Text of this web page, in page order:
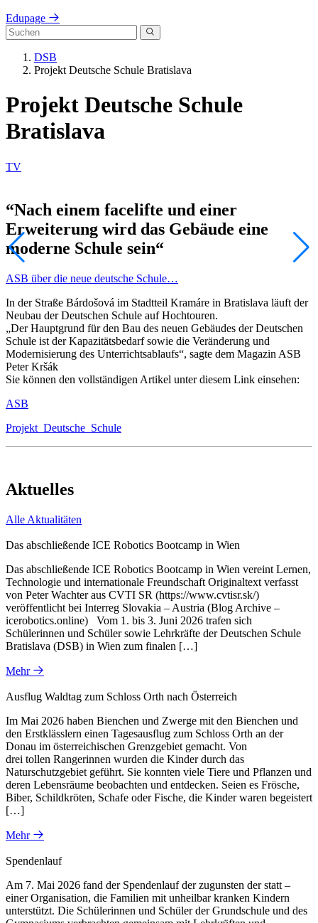
Edupage
DSB
Projekt Deutsche Schule Bratislava
Projekt Deutsche Schule
Bratislava
TV
“Nach einem facelifte und einer
Erweiterung wird das Gebäude eine
moderne Schule sein“
ASB über die neue deutsche Schule…
In der Straße Bárdošová im Stadtteil Kramáre in Bratislava läuft der
Neubau der Deutschen Schule auf Hochtouren.
„Der Hauptgrund für den Bau des neuen Gebäudes der Deutschen
Schule ist der Kapazitätsbedarf sowie die Veränderung und
Modernisierung des Unterrichtsablaufs“, sagte dem Magazin ASB
Peter Kršák
Sie können den vollständigen Artikel unter diesem Link einsehen:
ASB
Projekt_Deutsche_Schule
Aktuelles
Alle Aktualitäten
Das abschließende ICE Robotics Bootcamp in Wien
Das abschließende ICE Robotics Bootcamp in Wien vereint Lernen,
Technologie und internationale Freundschaft Originaltext verfasst
von Peter Wachter aus CVTI SR (https://www.cvtisr.sk/)
veröffentlicht bei Interreg Slovakia – Austria (Blog Archive –
icerobotics.online) Vom 1. bis 3. Juni 2026 trafen sich
Schülerinnen und Schüler sowie Lehrkräfte der Deutschen Schule
Bratislava (DSB) in Wien zum finalen […]
Mehr
Ausflug Waldtag zum Schloss Orth nach Österreich
Im Mai 2026 haben Bienchen und Zwerge mit den Bienchen und
den Erstklässlern einen Tagesausflug zum Schloss Orth an der
Donau im österreichischen Grenzgebiet gemacht. Von
drei tollen Rangerinnen wurden die Kinder durch das
Naturschutzgebiet geführt. Sie konnten viele Tiere und Pflanzen und
deren Lebensräume beobachten und entdecken. Seien es Frösche,
Biber, Schildkröten, Schafe oder Fische, die Kinder waren begeistert
[…]
Mehr
Spendenlauf
Am 7. Mai 2026 fand der Spendenlauf der zugunsten der statt –
einer Organisation, die Familien mit unheilbar kranken Kindern
unterstützt. Die Schülerinnen und Schüler der Grundschule und des